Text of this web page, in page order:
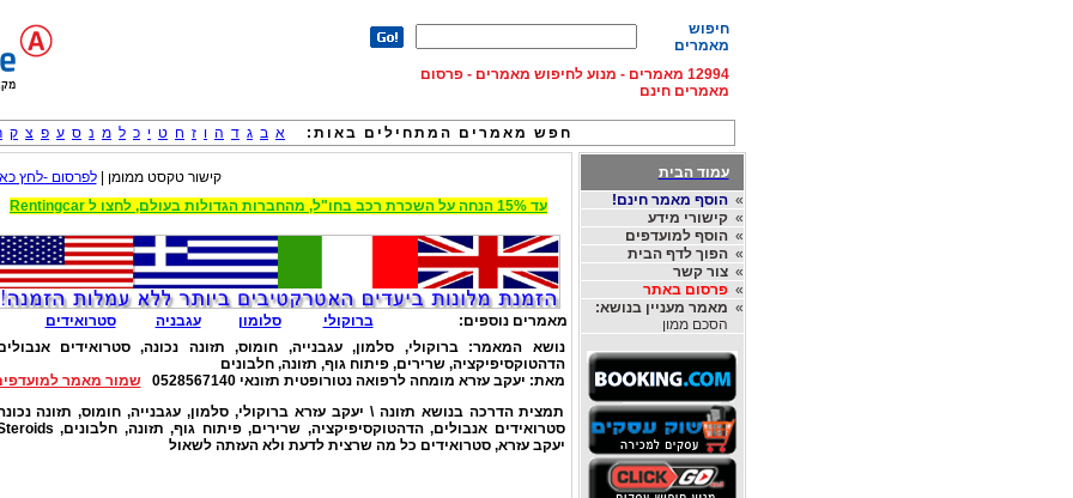
חיפוש
מאמרים
12994 מאמרים - מנוע לחיפוש מאמרים - פרסום
מאמרים חינם
חפש מאמרים המתחילים באות: א ב ג ד ה ו ז ח ט י כ ל מ נ ס ע פ צ ק
עמוד הבית
»הוסף מאמר חינם!
»קישורי מידע
»הוסף למועדפים
»הפוך לדף הבית
»צור קשר
»פרסום באתר
» מאמר מעניין בנושא:
הסכם ממון
קישור טקסט ממומן |לפרסום -לחץ
עד 15% הנחה על השכרת רכב בחו"ל, מהחברות הגדולות בעולם, לחצו ל Rentingcar
מאמרים נוספים: ברוקולי סלומון עגבניה
סטרואידים
נושא המאמר:ברוקולי, סלמון, עגבנייה, חומוס, תזונה נכונה, סטרואידים
הדהטוקסיפיקציה, שרירים, פיתוח גוף, תזונה, חלבונים
מאת: יעקב עזרא מומחה לרפואה נטורופטית תזונאי 0528567140
שמור מאמר
תמצית הדרכה בנושא תזונה \ יעקב עזרא ברוקולי, סלמון, עגבנייה, חומוס, תזונה
יעקב עזרא, סטרואידים כל מה שרצית לדעת ולא העזתה לשאול